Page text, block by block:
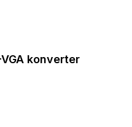
konverter